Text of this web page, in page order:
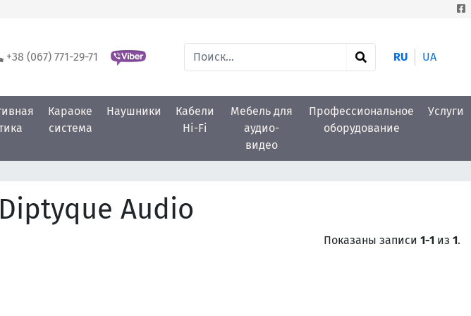
+38 (067) 771-29-71 RU UA
Караоке
система
Наушники
Кабели
Hi-Fi
Мебель для
аудио-
видео
Профессиональное
оборудование
Услуги
Audio
Показаны записи 1-1 из 1.